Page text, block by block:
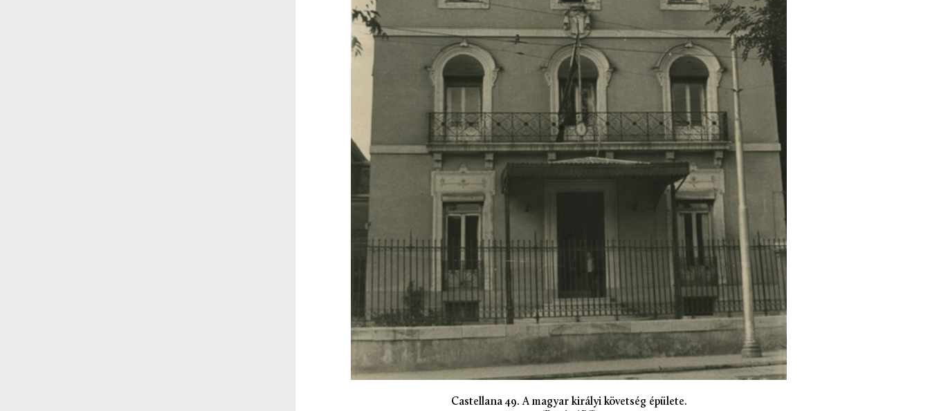
Castellana 49. A magyar királyi követség épülete.